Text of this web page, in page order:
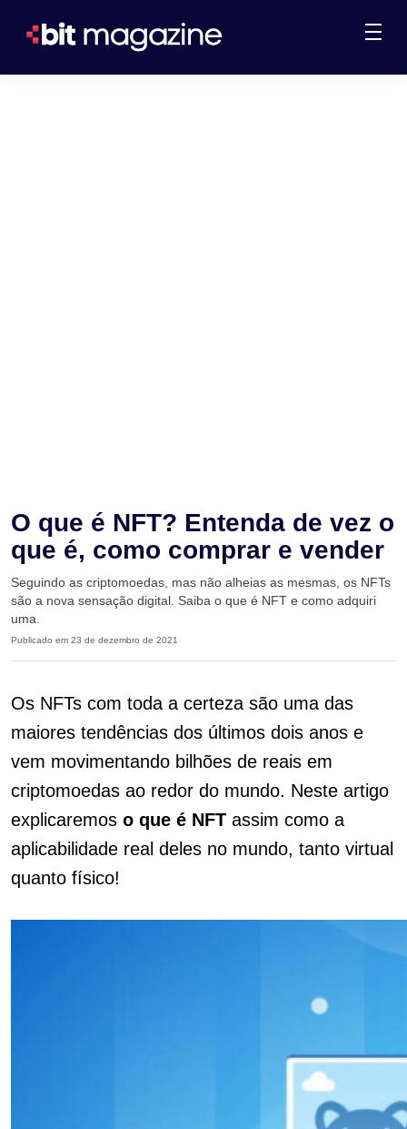
O que é NFT? Entenda de vez o
que é, como comprar e vender
Seguindo as criptomoedas, mas não alheias as mesmas, os NFTs
são a nova sensação digital. Saiba o que é NFT e como adquiri
uma.
Publicado em 23 de dezembro de 2021
Os NFTs com toda a certeza são uma das
maiores tendências dos últimos dois anos e
vem movimentando bilhões de reais em
criptomoedas ao redor do mundo. Neste artigo
explicaremos o que é NFT assim como a
aplicabilidade real deles no mundo, tanto virtual
quanto físico!